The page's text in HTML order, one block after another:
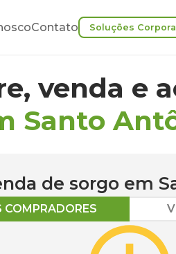
Contato Soluções
venda e
Santo
de sorgo em
COMPRADORES